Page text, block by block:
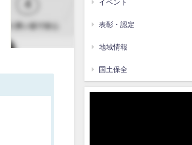
イベント
表彰・認定
地域情報
国土保全